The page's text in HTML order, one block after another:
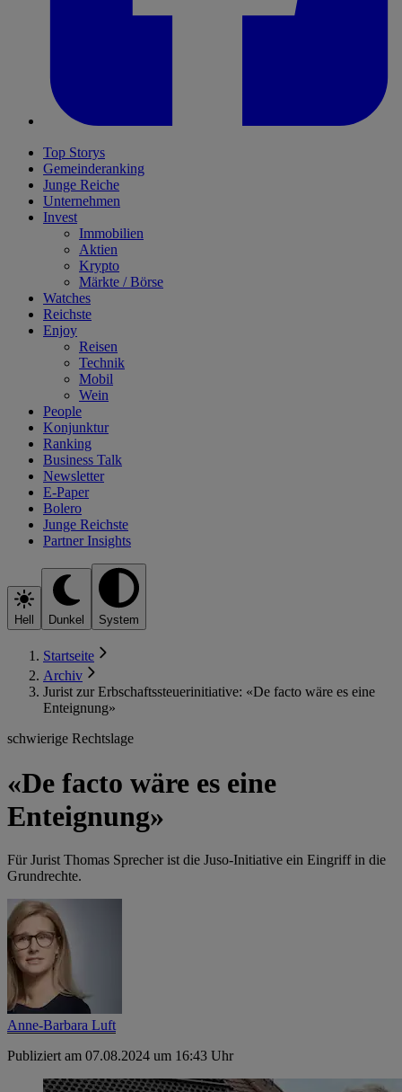
Top Storys
Gemeinderanking
Junge Reiche
Unternehmen
Invest
Immobilien
Aktien
Krypto
Märkte / Börse
Watches
Reichste
Enjoy
Reisen
Technik
Mobil
Wein
People
Konjunktur
Ranking
Business Talk
Newsletter
E-Paper
Bolero
Junge Reichste
Partner Insights
Hell Dunkel System
Startseite
Archiv
Jurist zur Erbschaftssteuerinitiative: «De facto wäre es eine
Enteignung»
schwierige Rechtslage
«De facto wäre es eine
Enteignung»
Für Jurist Thomas Sprecher ist die Juso-­Initiative ein Eingriff in die
Grundrechte.
Anne-Barbara Luft
Publiziert am 07.08.2024 um 16:43 Uhr